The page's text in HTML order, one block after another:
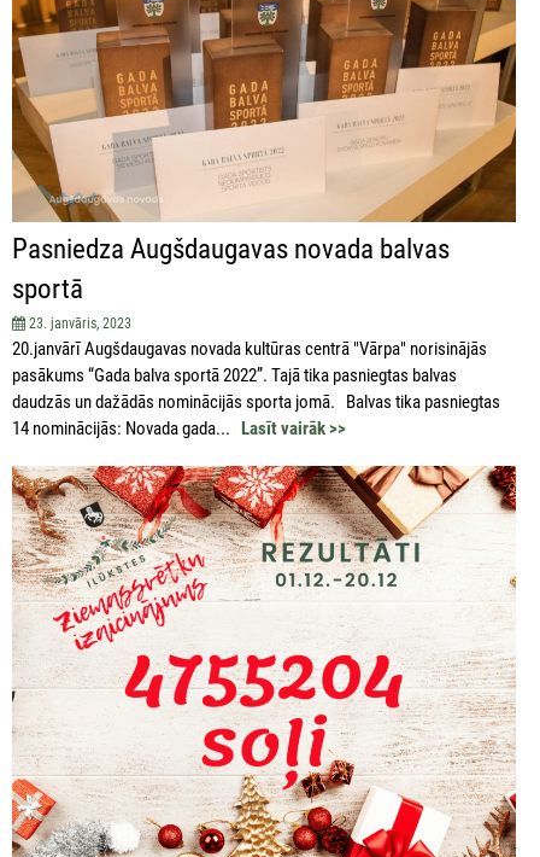
Pasniedza Augšdaugavas novada balvas
sportā
23. janvāris, 2023
20.janvārī Augšdaugavas novada kultūras centrā "Vārpa" norisinājās
pasākums “Gada balva sportā 2022”. Tajā tika pasniegtas balvas
daudzās un dažādās nominācijās sporta jomā. Balvas tika pasniegtas
14 nominācijās: Novada gada... Lasīt vairāk >>